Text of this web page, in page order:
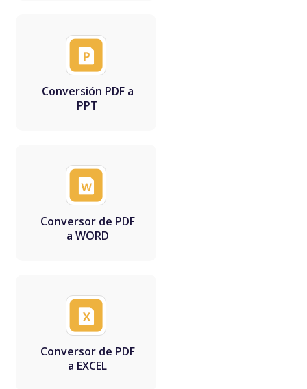
Conversión PDF a
PPT
Conversor de PDF
a WORD
Conversor de PDF
a EXCEL